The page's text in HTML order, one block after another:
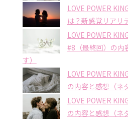
LOVE POWER
は？新感覚リアリ
LOVE POWER
#8（最終回）の内
す）
LOVE POWER
の内容と感想（ネ
LOVE POWER
の内容と感想（ネ